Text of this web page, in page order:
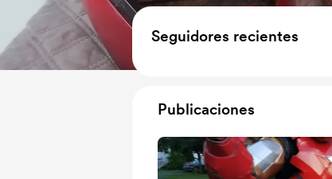
Seguidores recientes
Publicaciones